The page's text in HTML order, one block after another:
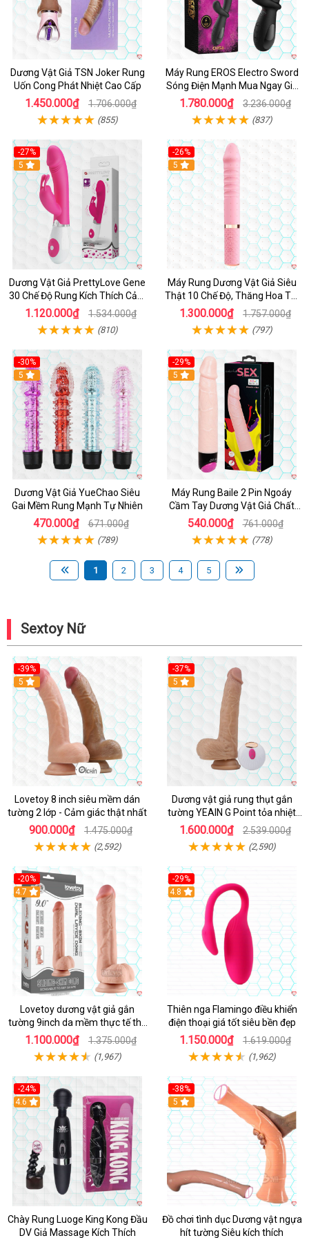
Dương Vật Giả TSN Joker Rung
Uốn Cong Phát Nhiệt Cao Cấp
1.450.000₫ 1.706.000₫
(855)
Máy Rung EROS Electro Sword
Sóng Điện Mạnh Mua Ngay Giá
Tốt
1.780.000₫ 3.236.000₫
(837)
-27%
Hot
5
Dương Vật Giả PrettyLove Gene
30 Chế Độ Rung Kích Thích Cảm
Biến Âm Thanh
1.120.000₫ 1.534.000₫
(810)
-26%
Hot
5
Máy Rung Dương Vật Giả Siêu
Thật 10 Chế Độ, Thăng Hoa Tối
Ưu
1.300.000₫ 1.757.000₫
(797)
-30%
Hot
5
Dương Vật Giả YueChao Siêu
Gai Mềm Rung Mạnh Tự Nhiên
470.000₫ 671.000₫
(789)
-29%
Hot
5
Máy Rung Baile 2 Pin Ngoáy
Cầm Tay Dương Vật Giả Chất
Lượng
540.000₫ 761.000₫
(778)
1 2 3 4 5
Sextoy Nữ
-39%
Hot
5
Lovetoy 8 inch siêu mềm dán
tường 2 lớp - Cảm giác thật nhất
900.000₫ 1.475.000₫
(2,592)
-37%
5
Dương vật giả rung thụt gắn
tường YEAIN G Point tỏa nhiệt
điều khiển từ xa
1.600.000₫ 2.539.000₫
(2,590)
-20%
Hot
4.7
Lovetoy dương vật giả gắn
tường 9inch da mềm thực tế thú
vị
1.100.000₫ 1.375.000₫
(1,967)
-29%
Hot
4.8
Thiên nga Flamingo điều khiển
điện thoại giá tốt siêu bền đẹp
1.150.000₫ 1.619.000₫
(1,962)
-24%
4.6
Chày Rung Luoge King Kong Đầu
DV Giả Massage Kích Thích
-38%
Hot
5
Đồ chơi tình dục Dương vật ngựa
hít tường Siêu kích thích